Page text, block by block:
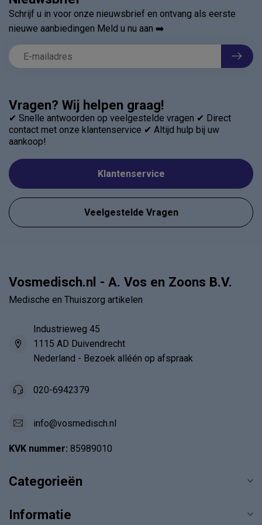
Vragen? Wij helpen graag!
✔ Snelle antwoorden op veelgestelde vragen ✔ Direct
contact met onze klantenservice ✔ Altijd hulp bij uw
aankoop!
Klantenservice
Veelgestelde Vragen
Schrijf u in voor onze nieuwsbrief en ontvang als eerste
nieuwe aanbiedingen Meld u nu aan ➡️
Vosmedisch.nl - A. Vos en Zoons B.V.
Medische en Thuiszorg artikelen
Industrieweg 45
1115 AD Duivendrecht
Nederland - Bezoek alléén op afspraak
020-6942379
info@vosmedisch.nl
KVK nummer: 85989010
Categorieën
Informatie